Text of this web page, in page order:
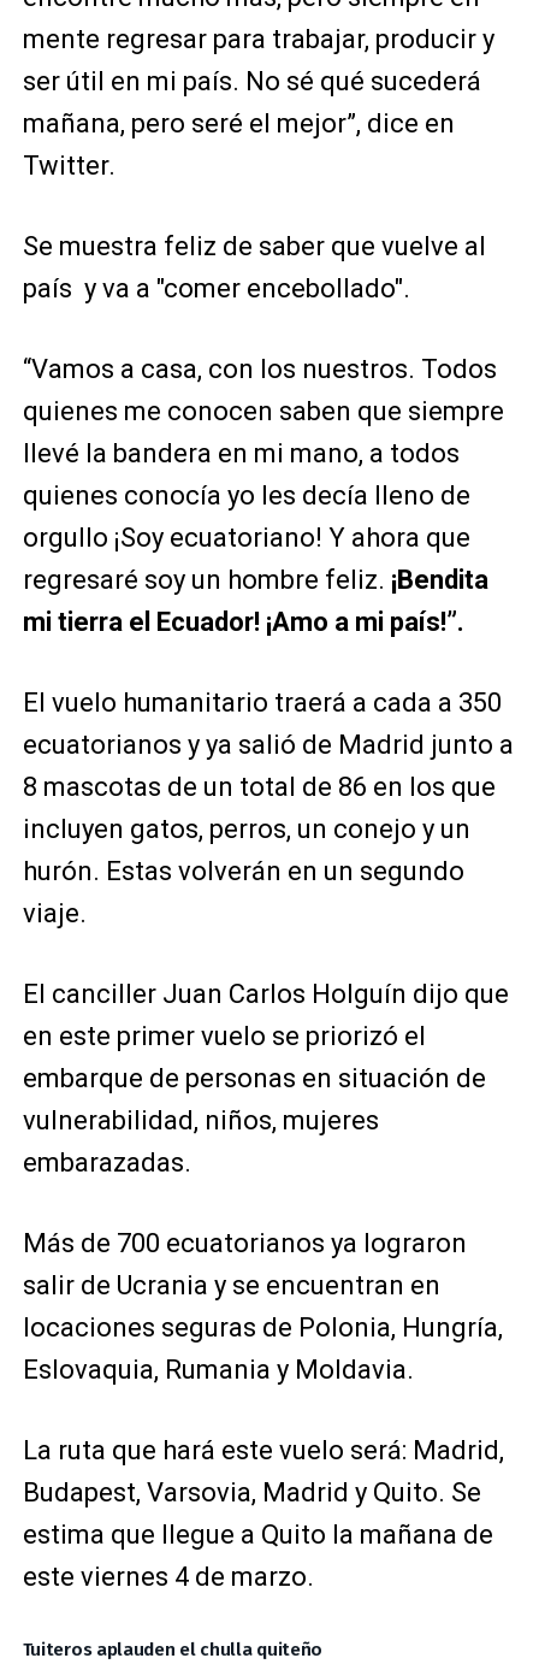
mente regresar para trabajar, producir y
ser útil en mi país. No sé qué sucederá
mañana, pero seré el mejor”, dice en
Twitter.
Se muestra feliz de saber que vuelve al
país y va a "comer encebollado".
“Vamos a casa, con los nuestros. Todos
quienes me conocen saben que siempre
llevé la bandera en mi mano, a todos
quienes conocía yo les decía lleno de
orgullo ¡Soy ecuatoriano! Y ahora que
regresaré soy un hombre feliz. ¡Bendita
mi tierra el Ecuador! ¡Amo a mi país!”.
El vuelo humanitario traerá a cada a 350
ecuatorianos y ya salió de Madrid junto a
8 mascotas de un total de 86 en los que
incluyen gatos, perros, un conejo y un
hurón. Estas volverán en un segundo
viaje.
El canciller Juan Carlos Holguín dijo que
en este primer vuelo se priorizó el
embarque de personas en situación de
vulnerabilidad, niños, mujeres
embarazadas.
Más de 700 ecuatorianos ya lograron
salir de Ucrania y se encuentran en
locaciones seguras de Polonia, Hungría,
Eslovaquia, Rumania y Moldavia.
La ruta que hará este vuelo será: Madrid,
Budapest, Varsovia, Madrid y Quito. Se
estima que llegue a Quito la mañana de
este viernes 4 de marzo.
Tuiteros aplauden el chulla quiteño